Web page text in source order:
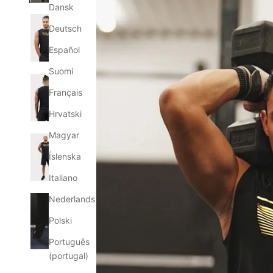
Dansk
Deutsch
Español
Suomi
Français
Hrvatski
Magyar
Íslenska
Italiano
Nederlands
Polski
Português
(portugal)